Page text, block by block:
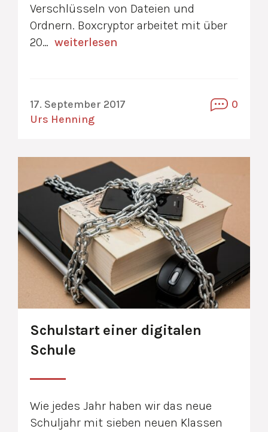
Verschlüsseln von Dateien und
Ordnern. Boxcryptor arbeitet mit über
20… weiterlesen
17. September 2017
Urs Henning
0
Schulstart einer digitalen
Schule
Wie jedes Jahr haben wir das neue
Schuljahr mit sieben neuen Klassen